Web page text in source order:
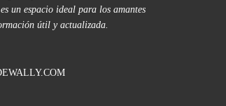
un espacio ideal para los amantes
útil y actualizada.